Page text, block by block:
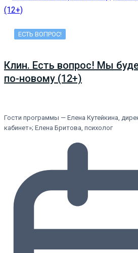
ЕСТЬ ВОПРОС!
Клин. Есть вопрос! Мы
по-новому (12+)
Гости программы — Елена Кутейкина,
кабинет»; Елена Бритова, психолог